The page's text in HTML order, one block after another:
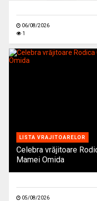
06/08/2026
1
LISTA VRAJITOARELOR
Celebra vrăjitoare
Mamei Omida
05/08/2026